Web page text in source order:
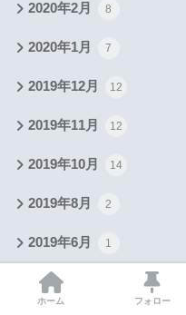
2020年2月 8
2020年1月 7
2019年12月 12
2019年11月 12
2019年10月 14
2019年8月 2
2019年6月 1
2019年5月
ホーム フォロー